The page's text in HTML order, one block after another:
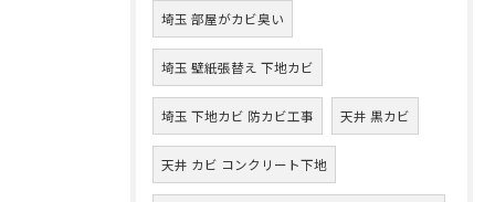
埼玉 部屋がカビ臭い
埼玉 壁紙張替え 下地カビ
埼玉 下地カビ 防カビ工事 天井 黒カビ
天井 カビ コンクリート下地